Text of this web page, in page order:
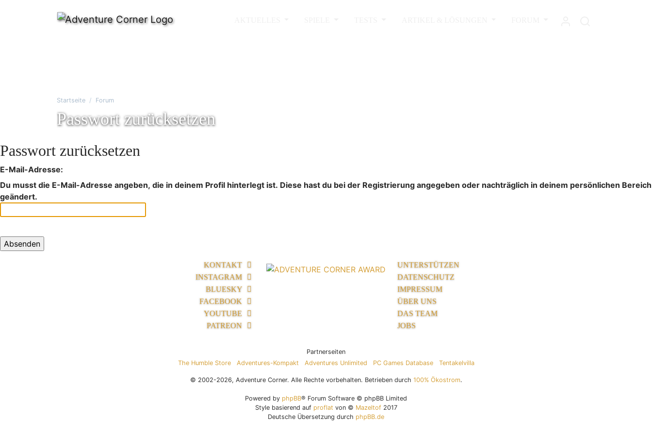
Startseite Forum
Passwort zurücksetzen
Passwort zurücksetzen
E-Mail-Adresse:
Du musst die E-Mail-Adresse angeben, die in deinem Profil hinterlegt ist. Diese hast du bei der Registrierung angegeben oder nachträglich in deinem persönlichen Bereich
geändert.
KONTAKT
INSTAGRAM
BLUESKY
FACEBOOK
YOUTUBE
PATREON
UNTERSTÜTZEN
DATENSCHUTZ
IMPRESSUM
ÜBER UNS
DAS TEAM
JOBS
Partnerseiten
The Humble Store
Adventures-Kompakt Adventures Unlimited PC Games Database Tentakelvilla
© 2002-2026, Adventure Corner. Alle Rechte vorbehalten. Betrieben durch 100% Ökostrom.
Powered by phpBB® Forum Software © phpBB Limited
Style basierend auf proflat von © Mazeltof2017
Deutsche Übersetzung durch phpBB.de